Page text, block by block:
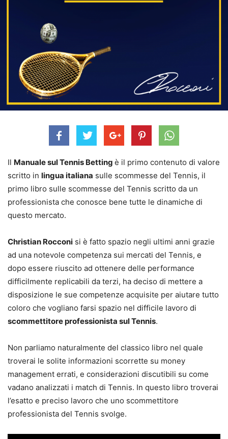
Il Manuale sul Tennis Betting è il primo contenuto di valore
scritto in lingua italiana sulle scommesse del Tennis, il
primo libro sulle scommesse del Tennis scritto da un
professionista che conosce bene tutte le dinamiche di
questo mercato.
Christian Rocconi si è fatto spazio negli ultimi anni grazie
ad una notevole competenza sui mercati del Tennis, e
dopo essere riuscito ad ottenere delle performance
difficilmente replicabili da terzi, ha deciso di mettere a
disposizione le sue competenze acquisite per aiutare tutto
coloro che vogliano farsi spazio nel difficile lavoro di
scommettitore professionista sul Tennis.
Non parliamo naturalmente del classico libro nel quale
troverai le solite informazioni scorrette su money
management errati, e considerazioni discutibili su come
vadano analizzati i match di Tennis. In questo libro troverai
l’esatto e preciso lavoro che uno scommettitore
professionista del Tennis svolge.